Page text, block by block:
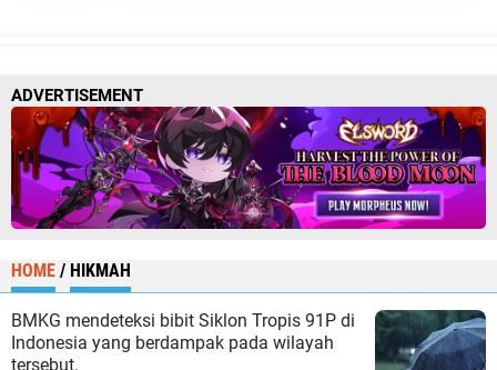
ADVERTISEMENT
HOME / HIKMAH
BMKG mendeteksi bibit Siklon Tropis 91P di
Indonesia yang berdampak pada wilayah
tersebut.